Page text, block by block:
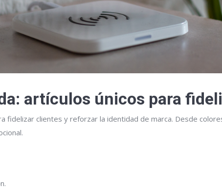
artículos únicos para
fidelizar clientes y reforzar la identidad de marca. Desde